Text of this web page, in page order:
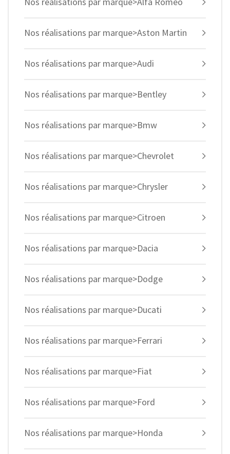
Nos réalisations par marque>Aston Martin
Nos réalisations par marque>Audi
Nos réalisations par marque>Bentley
Nos réalisations par marque>Bmw
Nos réalisations par marque>Chevrolet
Nos réalisations par marque>Chrysler
Nos réalisations par marque>Citroen
Nos réalisations par marque>Dacia
Nos réalisations par marque>Dodge
Nos réalisations par marque>Ducati
Nos réalisations par marque>Ferrari
Nos réalisations par marque>Fiat
Nos réalisations par marque>Ford
Nos réalisations par marque>Honda